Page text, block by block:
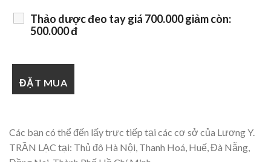
Thảo dược đeo tay giá 700.000 giảm còn:
500.000 đ
Các bạn có thể đến lấy trực tiếp tại các cơ sở của Lương Y.
TRẦN LẠC tại: Thủ đô Hà Nội, Thanh Hoá, Huế, Đà Nẵng,